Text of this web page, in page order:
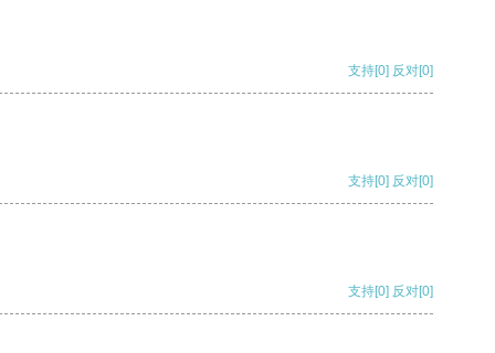
支持[0] 反对[0]
支持[0] 反对[0]
支持[0] 反对[0]